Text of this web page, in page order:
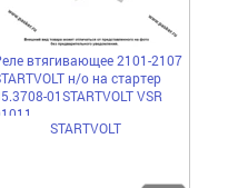
втягивающее 2101-2107
н/о на стартер
01STARTVOLT VSR
STARTVOLT